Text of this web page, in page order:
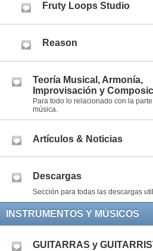
Fruty Loops Studio
Reason
Teoría Musical, Armonía,
Improvisación y
Para todo lo relacionado con la
música.
Artículos & Noticias
Descargas
Sección para todas las descargas
INSTRUMENTOS Y MÚSICOS
GUITARRAS y